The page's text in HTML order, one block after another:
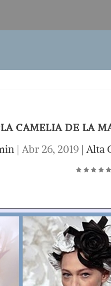
CAMELIA DE LA
|Abr 26, 2019 |Alta